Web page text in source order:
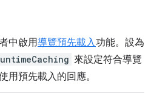
中啟用導覽預先載入功能。設為
來設定符合導覽
用預先載入的回應。